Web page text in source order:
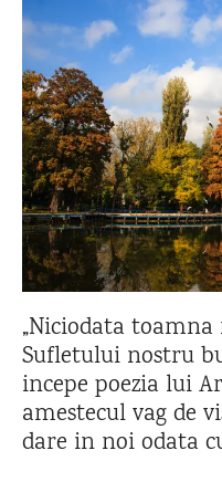
„Niciodata
Sufletului nostru
incepe poezia lui
amestecul vag de
dare in noi odata